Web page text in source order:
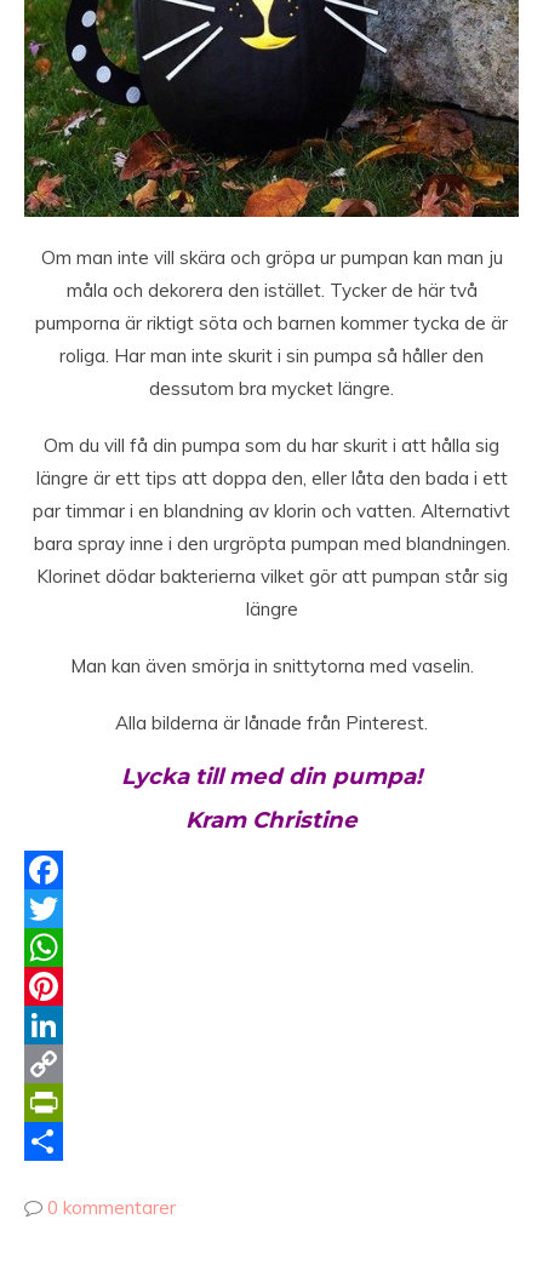
Om man inte vill skära och gröpa ur pumpan kan man ju
måla och dekorera den istället. Tycker de här två
pumporna är riktigt söta och barnen kommer tycka de är
roliga. Har man inte skurit i sin pumpa så håller den
dessutom bra mycket längre.
Om du vill få din pumpa som du har skurit i att hålla sig
längre är ett tips att doppa den, eller låta den bada i ett
par timmar i en blandning av klorin och vatten. Alternativt
bara spray inne i den urgröpta pumpan med blandningen.
Klorinet dödar bakterierna vilket gör att pumpan står sig
längre
Man kan även smörja in snittytorna med vaselin.
Alla bilderna är lånade från Pinterest.
Lycka till med din pumpa!
Kram Christine
Facebook
Twitter
WhatsApp
Pinterest
LinkedIn
Copy
Link
PrintFriendly
0 kommentarer